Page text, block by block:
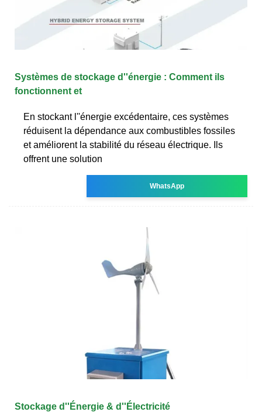
Systèmes de stockage d''énergie : Comment ils
fonctionnent et
En stockant l''énergie excédentaire, ces systèmes
réduisent la dépendance aux combustibles fossiles
et améliorent la stabilité du réseau électrique. Ils
offrent une solution
WhatsApp
Stockage d''Énergie & d''Électricité